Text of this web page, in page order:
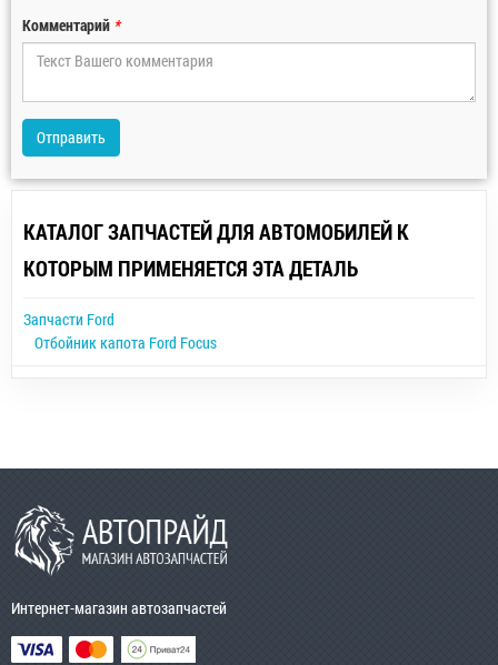
Комментарий *
Отправить
КАТАЛОГ ЗАПЧАСТЕЙ ДЛЯ АВТОМОБИЛЕЙ К
КОТОРЫМ ПРИМЕНЯЕТСЯ ЭТА ДЕТАЛЬ
Запчасти Ford
Отбойник капота Ford Focus
Интернет-магазин автозапчастей